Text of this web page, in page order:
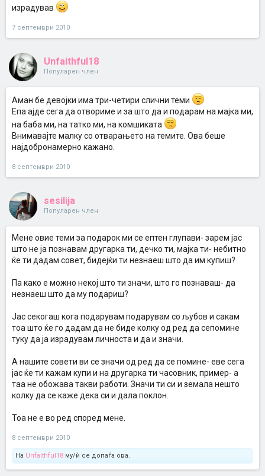
израдував
7 септември 2010
Unfaithful18
Популарен член
Аман бе девојки има три-четири слични теми
Епа ајде сега да отвориме и за што да и подарам на мајка ми,
на баба ми, на татко ми, на комшиката
Внимавајте малку со отварањето на темите. Ова беше
најдобронамерно кажано.
8 септември 2010
sesilija
Популарен член
Мене овие теми за подарок ми се ептен глупави- зарем јас
што не ја познавам другарка ти, дечко ти, мајка ти- небитно
ќе ти дадам совет, бидејќи ти незнаеш што да им купиш?
Па како е можно некој што ти значи, што го познаваш- да
незнаеш што да му подариш?
Јас секогаш кога подарувам подарувам со љубов и сакам
тоа што ќе го дадам да не биде колку од ред да сепомине
туку да ја израдувам личноста и да и значи.
А нашите совети ви се значи од ред да се помине- еве сега
јас ќе ти кажам купи и на другарка ти часовник, пример- а
таа не обожава такви работи. Значи ти си и земала нешто
колку да се каже дека си и дала поклон.
Тоа не е во ред според мене.
8 септември 2010
На Unfaithful18 му/ѝ се допаѓа ова.